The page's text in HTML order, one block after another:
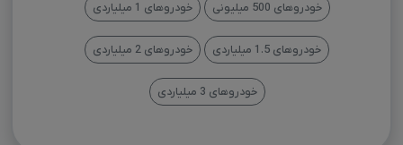
خودروهای 500 میلیونی خودروهای 1 میلیاردی
خودروهای 1.5 میلیاردی خودروهای 2 میلیاردی
خودروهای 3 میلیاردی